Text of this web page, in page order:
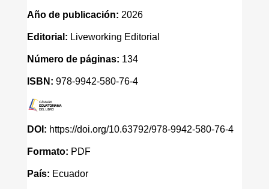
Año de publicación: 2026
Editorial: Liveworking Editorial
Número de páginas: 134
ISBN: 978-9942-580-76-4
DOI: https://doi.org/10.63792/978-9942-580-76-4
Formato: PDF
País: Ecuador